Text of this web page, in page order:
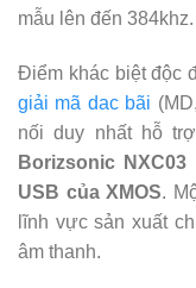
mẫu lên đến 384khz.
Điểm khác biệt độc
giải mã dac bãi
nối duy nhất hỗ
Borizsonic
USB của XMOS.
lĩnh vực sản xuất
âm thanh.